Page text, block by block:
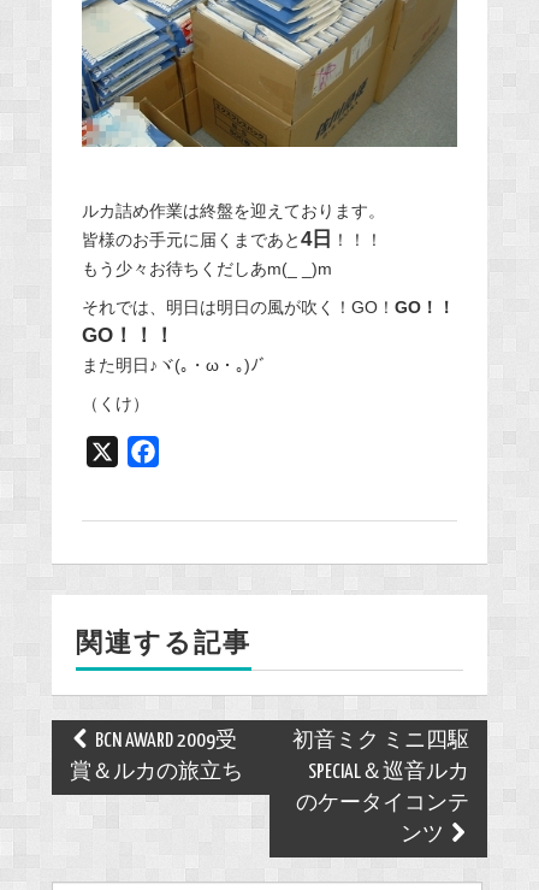
ルカ詰め作業は終盤を迎えております。
皆様のお手元に届くまであと4日
！！！
もう少々お待ちくだしあm(_ _)m
それでは、明日は明日の風が吹く！GO！ GO！！
GO！！！
また明日♪ヾ(｡・ω・｡)ﾉﾞ
（くけ）
o
k
関連する記事
Post
navigation
BCN AWARD 2009受
賞＆ルカの旅立ち
初音ミク ミニ四駆
SPECIAL＆巡音ルカ
のケータイコンテ
ンツ